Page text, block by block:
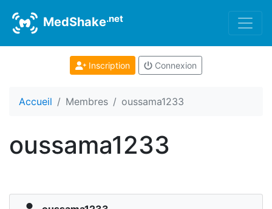
MedShake.net
Inscription Connexion
Accueil Membres oussama1233
oussama1233